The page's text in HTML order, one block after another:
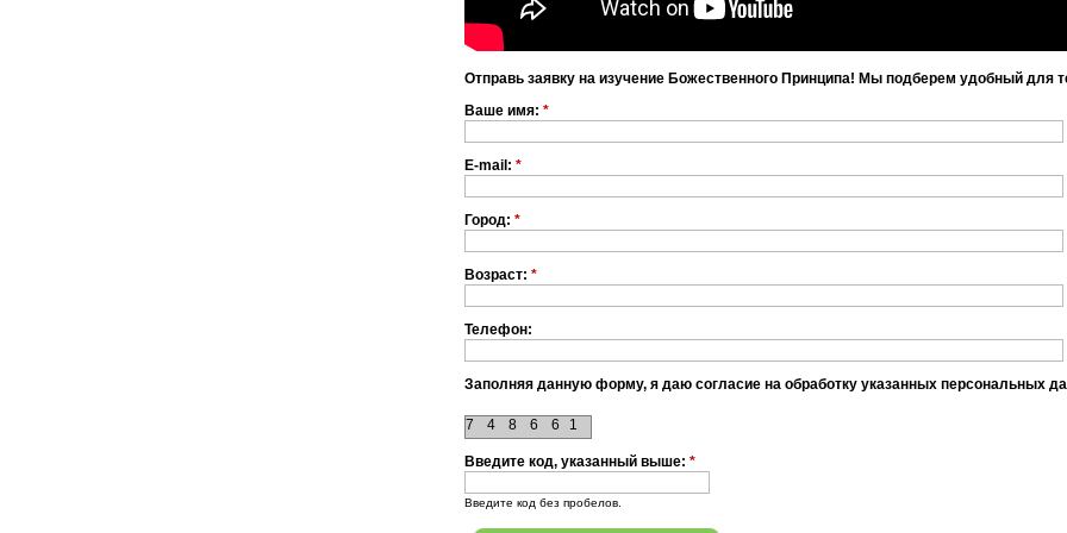
Отправь заявку на изучение Божественного Принципа! Мы подберем удобный для
Ваше имя: *
E-mail: *
Город: *
Возраст: *
Телефон:
Заполняя данную форму, я даю согласие на обработку указанных персональных
6 1
6
8
4
7
Введите код, указанный выше: *
Введите код без пробелов.